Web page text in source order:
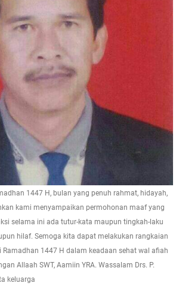
1447 H, bulan yang penuh rahmat, hidayah,
kami menyampaikan permohonan maaf yang
selama ini ada tutur-kata maupun tingkah-laku
hilaf. Semoga kita dapat melakukan rangkaian
1447 H dalam keadaan sehat wal afiah
Allaah SWT, Aamiin YRA. Wassalam Drs. P.
keluarga